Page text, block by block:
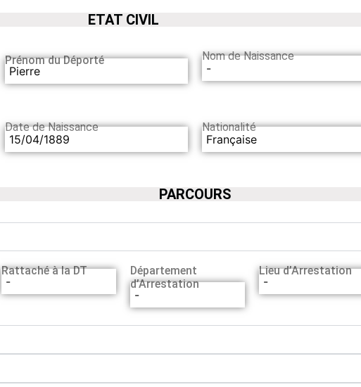
ETAT CIVIL
Prénom du Déporté
Pierre
Nom de Naissance
-
Date de Naissance
15/04/1889
Nationalité
Française
PARCOURS
Rattaché à la DT
-
Département
d’Arrestation
-
Lieu d’Arrestation
-